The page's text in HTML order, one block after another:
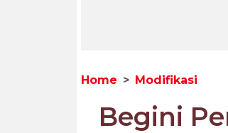
Home Modifikasi
Begini